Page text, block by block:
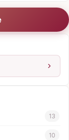
13
10